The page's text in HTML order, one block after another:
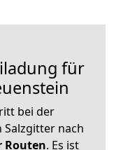
für
bei der
nach
Routen. Es ist